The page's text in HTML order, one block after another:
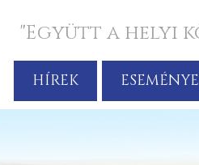
"Együtt a helyi
HÍREK